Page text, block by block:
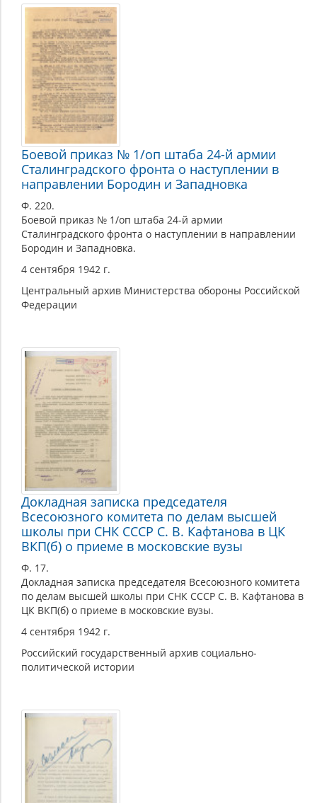
Боевой приказ № 1/оп штаба 24-й армии
Сталинградского фронта о наступлении в
направлении Бородин и Западновка
Ф. 220.
Боевой приказ № 1/оп штаба 24-й армии
Сталинградского фронта о наступлении в направлении
Бородин и Западновка.
4 сентября 1942 г.
Центральный архив Министерства обороны Российской
Федерации
Докладная записка председателя
Всесоюзного комитета по делам высшей
школы при СНК СССР С. В. Кафтанова в ЦК
ВКП(б) о приеме в московские вузы
Ф. 17.
Докладная записка председателя Всесоюзного комитета
по делам высшей школы при СНК СССР С. В. Кафтанова в
ЦК ВКП(б) о приеме в московские вузы.
4 сентября 1942 г.
Российский государственный архив социально-
политической истории